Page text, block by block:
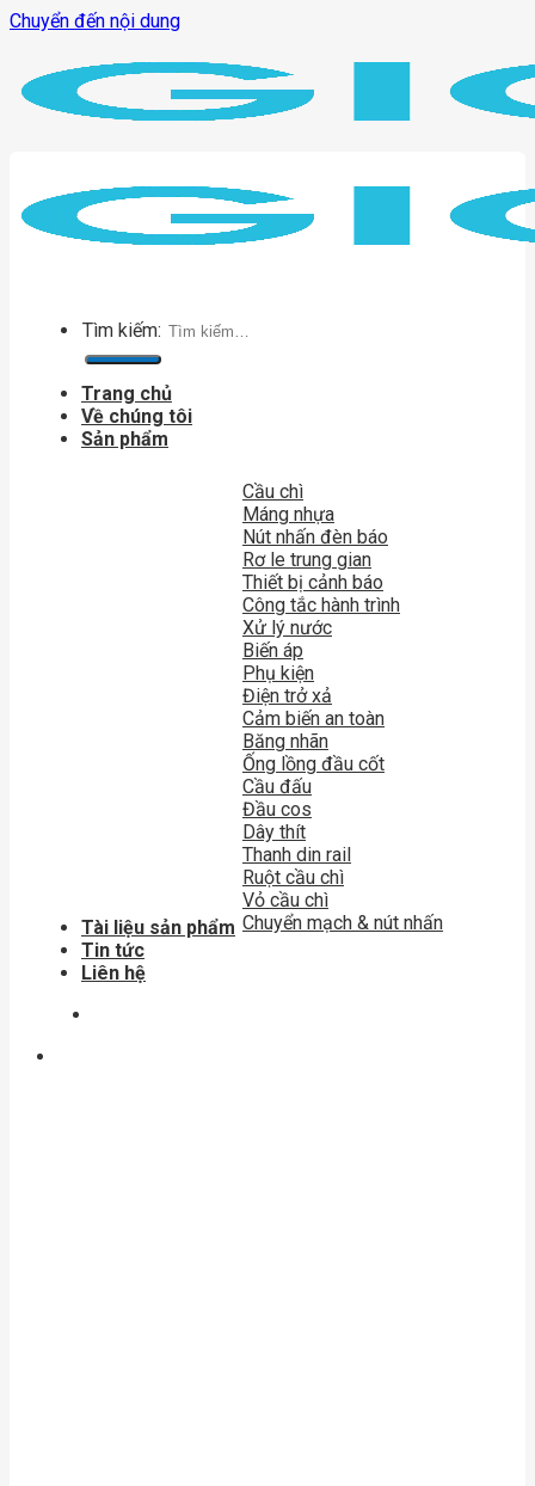
Chuyển đến nội dung
Tìm kiếm:
Trang chủ
Về chúng tôi
Sản phẩm
Cầu chì
Máng nhựa
Nút nhấn đèn báo
Rơ le trung gian
Thiết bị cảnh báo
Công tắc hành trình
Xử lý nước
Biến áp
Phụ kiện
Điện trở xả
Cảm biến an toàn
Băng nhãn
Ống lồng đầu cốt
Cầu đấu
Đầu cos
Dây thít
Thanh din rail
Ruột cầu chì
Vỏ cầu chì
Chuyển mạch & nút nhấn
Tài liệu sản phẩm
Tin tức
Liên hệ